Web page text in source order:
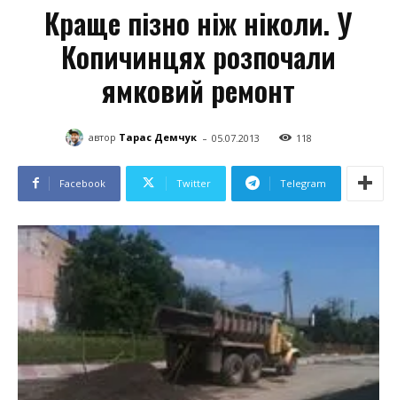
Краще пізно ніж ніколи. У
Копичинцях розпочали
ямковий ремонт
автор Тарас Демчук - 05.07.2013 118
Facebook Twitter Telegram